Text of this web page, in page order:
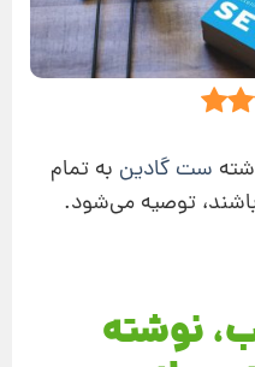
ست گادین به تمام
توصیه می‌شود.
نوشته